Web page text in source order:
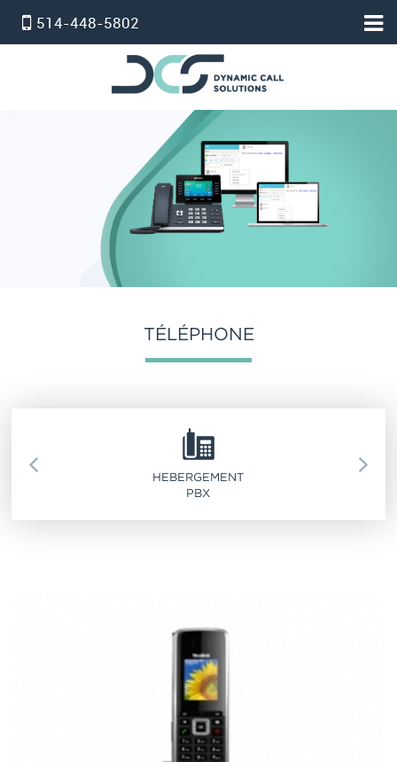
514-448-5802
SERVICE STANDARD
SERVICE PROFESSIONNEL
FORFAIT TÉLÉPHONE ET INTERNET
SERVICE 911
TÉLÉPHONE
HEBERGEMENT
PBX